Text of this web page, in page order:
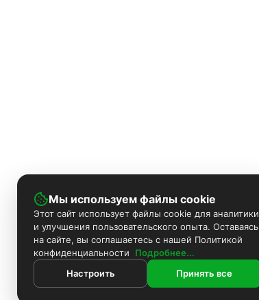
Мы используем файлы cookie
Этот сайт использует файлы cookie для аналитики
и улучшения пользовательского опыта. Оставаясь
на сайте, вы соглашаетесь с нашей Политикой
конфиденциальности
Подробнее...
Настроить
Принять все